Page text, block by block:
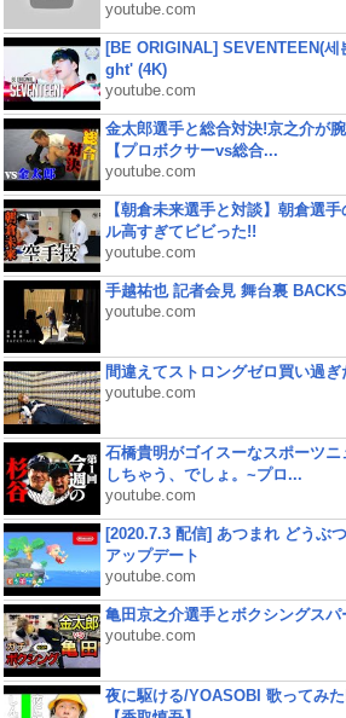
youtube.com
[BE ORIGINAL] SEVENTEEN(
ght' (4K)
youtube.com
金太郎選手と総合対決!京之介が
【プロボクサーvs総合...
youtube.com
【朝倉未来選手と対談】朝倉選
ル高すぎてビビった!!
youtube.com
手越祐也 記者会見 舞台裏
youtube.com
間違えてストロングゼロ買い過ぎ
youtube.com
石橋貴明がゴイスーなスポーツニ
しちゃう、でしょ。~プロ...
youtube.com
[2020.7.3 配信] あつまれ どうぶ
アップデート
youtube.com
亀田京之介選手とボクシングスパ
youtube.com
夜に駆ける/YOASOBI 歌ってみ